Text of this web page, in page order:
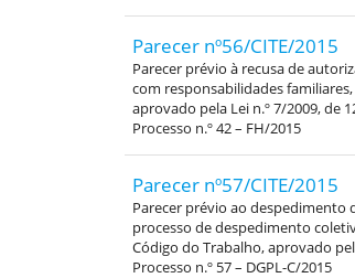
Parecer nº56/CITE/2015
Parecer prévio à recusa de
com responsabilidades
aprovado pela Lei n.º 7/2009, de
Processo n.º 42 – FH/2015
Parecer nº57/CITE/2015
Parecer prévio ao despedimento
processo de despedimento
Código do Trabalho, aprovado
Processo n.º 57 – DGPL-C/2015